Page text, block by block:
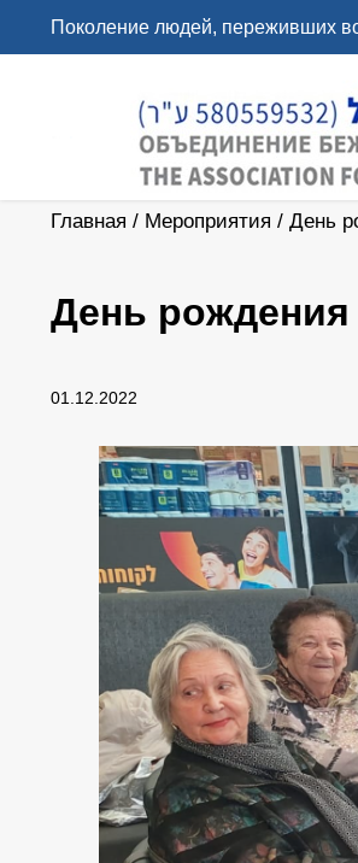
Поколение людей, переживших
Главная / Мероприятия / День
День рождения
01.12.2022